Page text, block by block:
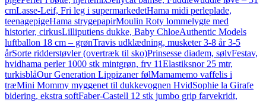
cmLasse-Leif, Fri leg i supermarkedetHama midi perleplade,
teenagepigeHama strygepapirMoulin Roty lommelygte med
historier, cirkusLilliputiens dukke, Baby ChloeAuthentic Models
luftballon 18 cm – grønTravis udklædning, musketer 3-8 år 3-5
årSorte ridderstøvler (overtræk til sko)Prinsesse diadem, sølvFestav,
hvidhama perler 1000 stk mintgrøn, frv 11Elastiksnor 25 mtr,
turkisblåOur Generation Lippizaner følMamamemo vaffelis i
træMini Mommy myggenet til dukkevognen HvidSophie la Girafe
bidering, ekstra softFaber-Castell 12 stk jumbo grip farvekridt,